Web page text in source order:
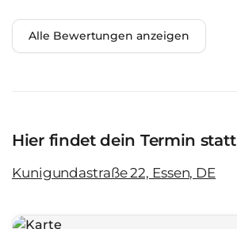
Alle Bewertungen anzeigen
Hier findet dein Termin statt
Kunigundastraße 22, Essen, DE